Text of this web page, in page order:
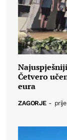
Četvero
eura
ZAGORJE -